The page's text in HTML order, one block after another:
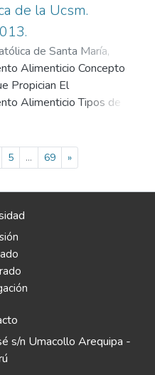
de la Ucsm.
de Santa María,
Quezada Delgado, Stephanie
Alimenticio Concepto
Propician El
Alimenticio Tipos de
Alimenticio Síntomas de
Caries Síntomas
Factores de Riesgo
Macroanatomía
5 ... 69 »
s/n Umacollo Arequipa -